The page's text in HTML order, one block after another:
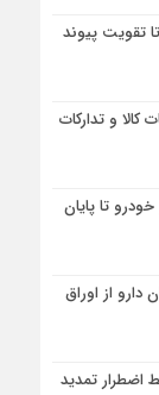
تقویت پیوند
و تدارکات
تا پایان
دارو از اوراق
اضطرار تمدید